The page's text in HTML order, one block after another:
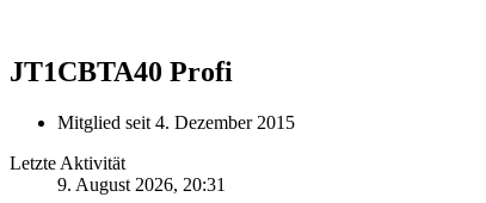
JT1CBTA40 Profi
Mitglied seit 4. Dezember 2015
Letzte Aktivität
9. August 2026, 20:31